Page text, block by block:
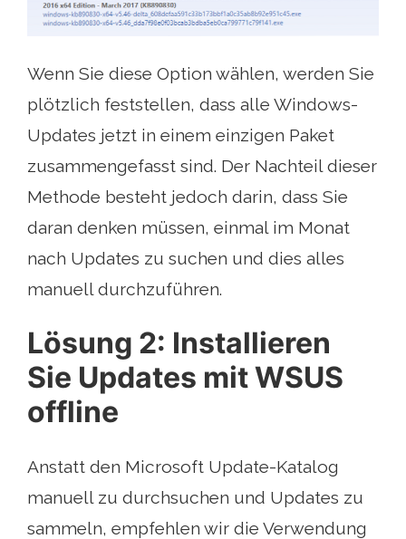
Wenn Sie diese Option wählen, werden Sie
plötzlich feststellen, dass alle Windows-
Updates jetzt in einem einzigen Paket
zusammengefasst sind. Der Nachteil dieser
Methode besteht jedoch darin, dass Sie
daran denken müssen, einmal im Monat
nach Updates zu suchen und dies alles
manuell durchzuführen.
Lösung 2: Installieren
Sie Updates mit WSUS
offline
Anstatt den Microsoft Update-Katalog
manuell zu durchsuchen und Updates zu
sammeln, empfehlen wir die Verwendung